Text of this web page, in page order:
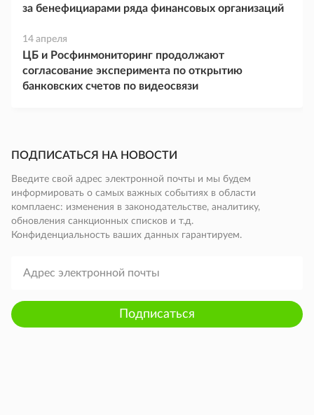
за бенефициарами ряда финансовых организаций
14 апреля
ЦБ и Росфинмониторинг продолжают
согласование эксперимента по открытию
банковских счетов по видеосвязи
ПОДПИСАТЬСЯ НА НОВОСТИ
Введите свой адрес электронной почты и мы будем
информировать о самых важных событиях в области
комплаенс: изменения в законодательстве, аналитику,
обновления санкционных списков и т.д.
Конфиденциальность ваших данных гарантируем.
Подписаться